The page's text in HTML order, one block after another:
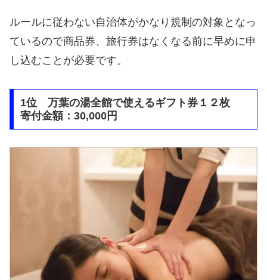
ルールに従わない自治体がかなり規制の対象となっ
ているので商品券、旅行券はなくなる前に早めに申
し込むことが必要です。
1位 万葉の湯全館で使えるギフト券１２枚
寄付金額：30,000円